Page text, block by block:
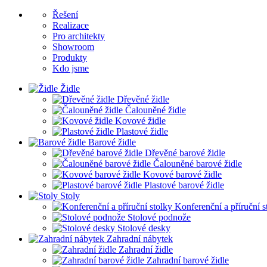
Řešení
Realizace
Pro architekty
Showroom
Produkty
Kdo jsme
Židle
Dřevěné židle
Čalouněné židle
Kovové židle
Plastové židle
Barové židle
Dřevěné barové židle
Čalouněné barové židle
Kovové barové židle
Plastové barové židle
Stoly
Konferenční a příruční
Stolové podnože
Stolové desky
Zahradní nábytek
Zahradní židle
Zahradní barové židle